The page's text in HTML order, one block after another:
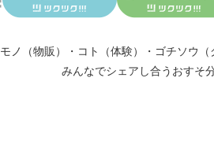
モノ（物販） ・ コト（体験） ・ ゴチソウ（
みんなでシェアし合う おすそ